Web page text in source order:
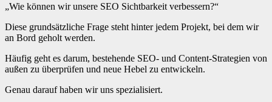
„Wie können wir unsere SEO Sichtbarkeit verbessern?“
Diese grundsätzliche Frage steht hinter jedem Projekt, bei dem wir
an Bord geholt werden.
Häufig geht es darum, bestehende SEO- und Content-Strategien von
außen zu überprüfen und neue Hebel zu entwickeln.
Genau darauf haben wir uns spezialisiert.